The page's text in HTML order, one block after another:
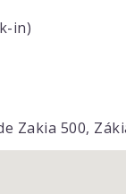
in)
Zakia 500,